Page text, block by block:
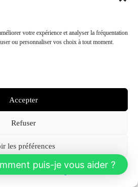
votre expérience et analyser la fréquentation
ou personnaliser vos choix à tout moment.
Accepter
Refuser
les préférences
confidentialité Mentions légales
puis-je vous aider ?